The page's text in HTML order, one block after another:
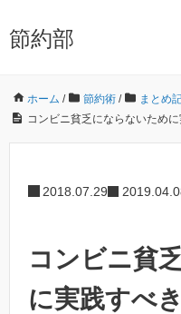
節約部
ホーム / 節約術 / まとめ
コンビニ貧乏にならないため
2018.07.29
コンビニ貧
に実践すべ